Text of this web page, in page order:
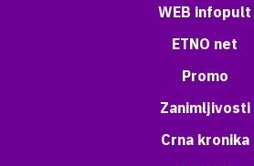
WEB infopult
ETNO net
Promo
Zanimljivosti
Crna kronika